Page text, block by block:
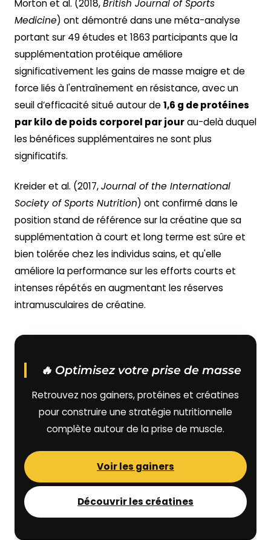
Morton et al. (2018,British Journal of Sports
Medicine) ont démontré dans une méta-analyse
portant sur 49 études et 1863 participants que la
supplémentation protéique améliore
significativement les gains de masse maigre et de
force liés à l'entraînement en résistance, avec un
seuil d’efficacité situé autour de1,6 g de protéines
par kilo de poids corporel par jourau-delà duquel
les bénéfices supplémentaires ne sont plus
significatifs.
Kreider et al. (2017,Journal of the International
Society of Sports Nutrition) ont confirmé dans le
position stand de référence sur la créatine que sa
supplémentation à court et long terme est sûre et
bien tolérée chez les individus sains, et qu'elle
améliore la performance sur les efforts courts et
intenses répétés en augmentant les réserves
intramusculaires de créatine.
🔥 Optimisez votre prise de masse
Retrouvez nos gainers, protéines et créatines
pour construire une stratégie nutritionnelle
complète autour de la prise de muscle.
Voir les gainers
Découvrir les créatines